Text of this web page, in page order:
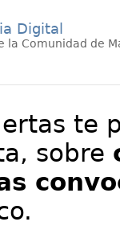
Digital
la Comunidad de
te
sobre